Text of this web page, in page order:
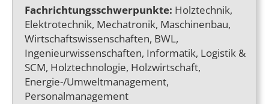
Fachrichtungsschwerpunkte: Holztechnik,
Elektrotechnik, Mechatronik, Maschinenbau,
Wirtschaftswissenschaften, BWL,
Ingenieurwissenschaften, Informatik, Logistik &
SCM, Holztechnologie, Holzwirtschaft,
Energie-/Umweltmanagement,
Personalmanagement